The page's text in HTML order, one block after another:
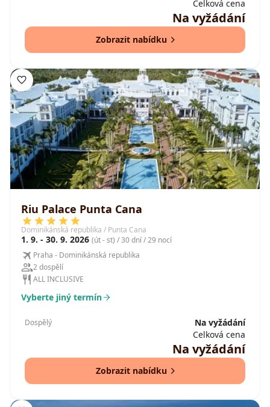
Celková cena
Na vyžádání
Zobrazit nabídku
Riu Palace Punta Cana
Dominikánská republika / Punta Cana
1. 9. - 30. 9. 2026 (út - st) / 30 dní / 29 nocí
Praha - Dominikánská republika
2 dospělí
ALL INCLUSIVE
Vyberte jiný termín
Dospělý
Na vyžádání
Celková cena
Na vyžádání
Zobrazit nabídku